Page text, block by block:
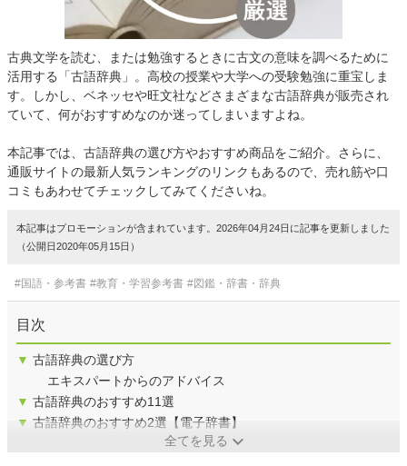
古典文学を読む、または勉強するときに古文の意味を調べるために
活用する「古語辞典」。高校の授業や大学への受験勉強に重宝しま
す。しかし、ベネッセや旺文社などさまざまな古語辞典が販売され
ていて、何がおすすめなのか迷ってしまいますよね。
本記事では、古語辞典の選び方やおすすめ商品をご紹介。さらに、
通販サイトの最新人気ランキングのリンクもあるので、売れ筋や口
コミもあわせてチェックしてみてくださいね。
本記事はプロモーションが含まれています。2026年04月24日に記事を更新しました
（公開日2020年05月15日）
#国語・参考書 #教育・学習参考書 #図鑑・辞書・辞典
目次
▼ 古語辞典の選び方
エキスパートからのアドバイス
▼ 古語辞典のおすすめ11選
▼ 古語辞典のおすすめ2選【電子辞書】
全てを見る